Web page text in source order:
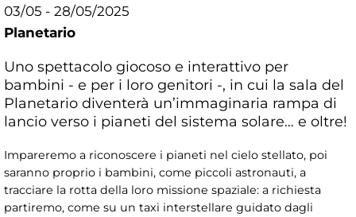
03/05 - 28/05/2025
Planetario
Uno spettacolo giocoso e interattivo per
bambini - e per i loro genitori -, in cui la sala del
Planetario diventerà un’immaginaria rampa di
lancio verso i pianeti del sistema solare… e oltre!
Impareremo a riconoscere i pianeti nel cielo stellato, poi
saranno proprio i bambini, come piccoli astronauti, a
tracciare la rotta della loro missione spaziale: a richiesta
partiremo, come su un taxi interstellare guidato dagli